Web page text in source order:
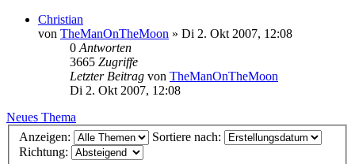
Christian
von TheManOnTheMoon » Di 2. Okt 2007, 12:08
0 Antworten
3665 Zugriffe
Letzter Beitrag von TheManOnTheMoon
Di 2. Okt 2007, 12:08
Neues Thema
Anzeigen:
Sortiere nach:
Richtung: